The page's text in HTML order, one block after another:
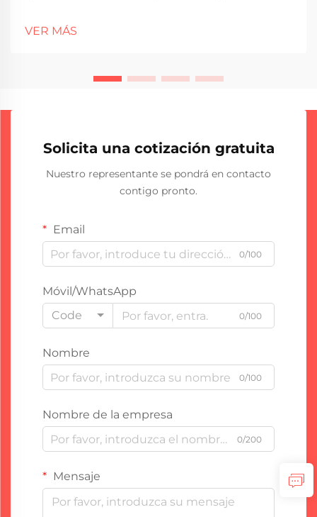
máquinas de soldadura revestidas trabajan
prácticamente por sí mismas en estos días, lo que
VER MÁS
Solicita una cotización gratuita
Nuestro representante se pondrá en contacto
contigo pronto.
Email
0/100
Móvil/WhatsApp
Code
0/100
Nombre
0/100
Nombre de la empresa
0/200
Mensaje